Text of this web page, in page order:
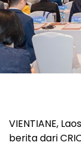
VIENTIANE,
berita dari